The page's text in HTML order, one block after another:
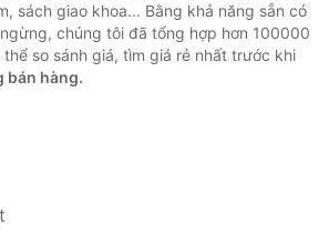
sách giao khoa... Bằng khả năng sẵn có
chúng tôi đã tổng hợp hơn 100000
so sánh giá, tìm giá rẻ nhất trước khi
bán hàng.